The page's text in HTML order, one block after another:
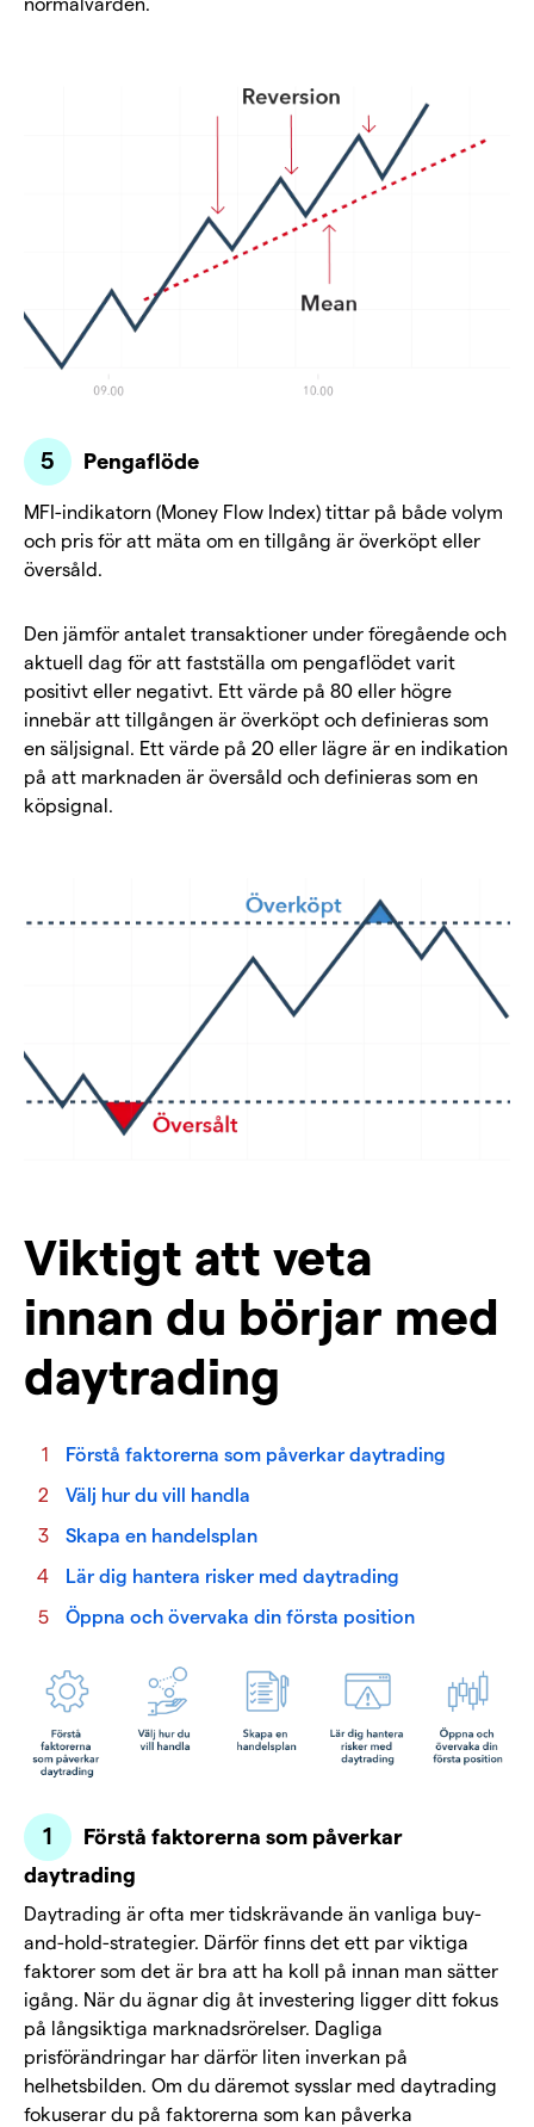
Pengaflöde
MFI-indikatorn (Money Flow Index) tittar på både volym
och pris för att mäta om en tillgång är överköpt eller
översåld.
Den jämför antalet transaktioner under föregående och
aktuell dag för att fastställa om pengaflödet varit
positivt eller negativt. Ett värde på 80 eller högre
innebär att tillgången är överköpt och definieras som
en säljsignal. Ett värde på 20 eller lägre är en indikation
på att marknaden är översåld och definieras som en
köpsignal.
Viktigt att veta
innan du börjar med
daytrading
Förstå faktorerna som påverkar daytrading
Välj hur du vill handla
Skapa en handelsplan
Lär dig hantera risker med daytrading
Öppna och övervaka din första position
Förstå faktorerna som påverkar
daytrading
Daytrading är ofta mer tidskrävande än vanliga buy-
and-hold-strategier. Därför finns det ett par viktiga
faktorer som det är bra att ha koll på innan man sätter
igång. När du ägnar dig åt investering ligger ditt fokus
på långsiktiga marknadsrörelser. Dagliga
prisförändringar har därför liten inverkan på
helhetsbilden. Om du däremot sysslar med daytrading
fokuserar du på faktorerna som kan påverka